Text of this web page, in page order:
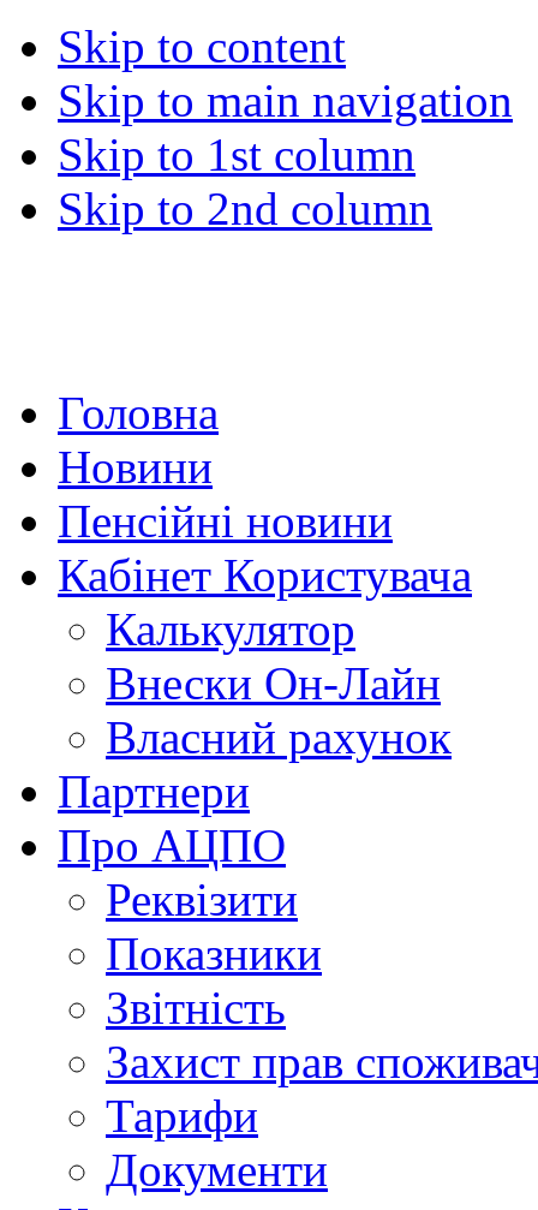
Skip to content
Skip to main navigation
Skip to 1st column
Skip to 2nd column
Головна
Новини
Пенсійні новини
Кабінет Користувача
Калькулятор
Внески Он-Лайн
Власний рахунок
Партнери
Про АЦПО
Реквізити
Показники
Звітність
Захист прав
Тарифи
Документи